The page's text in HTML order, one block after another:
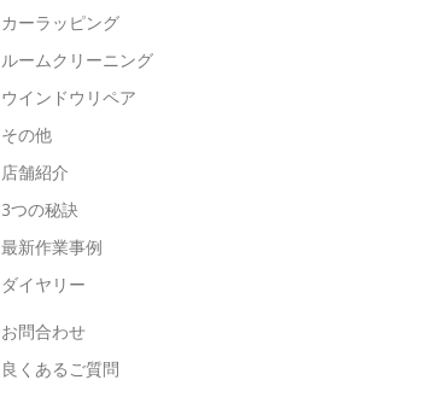
カーラッピング
ルームクリーニング
ウインドウリペア
その他
店舗紹介
3つの秘訣
最新作業事例
ダイヤリー
お問合わせ
良くあるご質問